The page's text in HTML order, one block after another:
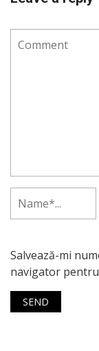
Salvează-mi
navigator